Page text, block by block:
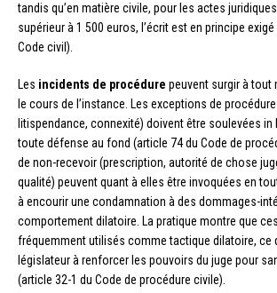
tandis qu’en matière civile, pour les actes
supérieur à 1 500 euros, l’écrit est en principe
Code civil).
Les incidents de procédure peuvent surgir à tout
le cours de l’instance. Les exceptions de
litispendance, connexité) doivent être soulevées in
toute défense au fond (article 74 du Code de
de non-recevoir (prescription, autorité de chose
qualité) peuvent quant à elles être invoquées en
à encourir une condamnation à des dommages-
comportement dilatoire. La pratique montre que
fréquemment utilisés comme tactique dilatoire, ce
législateur à renforcer les pouvoirs du juge pour
(article 32-1 du Code de procédure civile).